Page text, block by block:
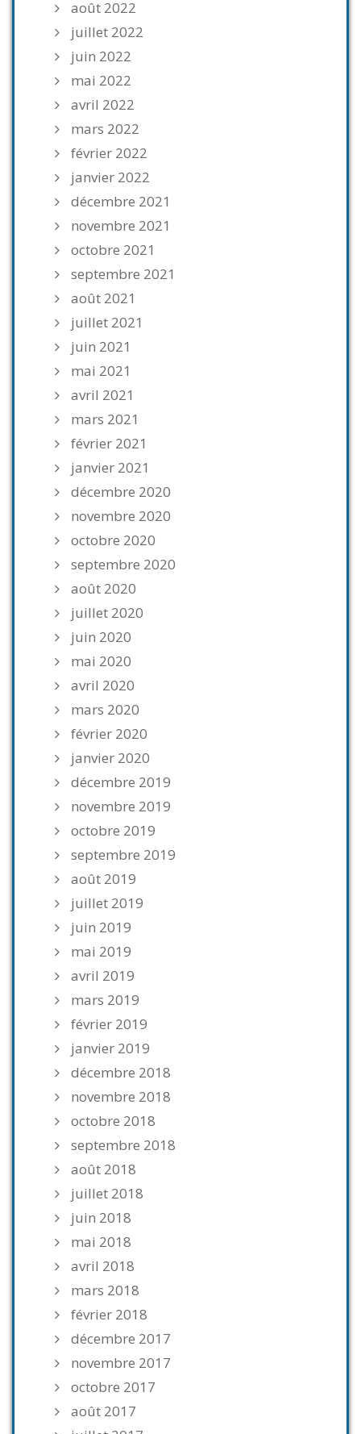
août 2022
juillet 2022
juin 2022
mai 2022
avril 2022
mars 2022
février 2022
janvier 2022
décembre 2021
novembre 2021
octobre 2021
septembre 2021
août 2021
juillet 2021
juin 2021
mai 2021
avril 2021
mars 2021
février 2021
janvier 2021
décembre 2020
novembre 2020
octobre 2020
septembre 2020
août 2020
juillet 2020
juin 2020
mai 2020
avril 2020
mars 2020
février 2020
janvier 2020
décembre 2019
novembre 2019
octobre 2019
septembre 2019
août 2019
juillet 2019
juin 2019
mai 2019
avril 2019
mars 2019
février 2019
janvier 2019
décembre 2018
novembre 2018
octobre 2018
septembre 2018
août 2018
juillet 2018
juin 2018
mai 2018
avril 2018
mars 2018
février 2018
décembre 2017
novembre 2017
octobre 2017
août 2017